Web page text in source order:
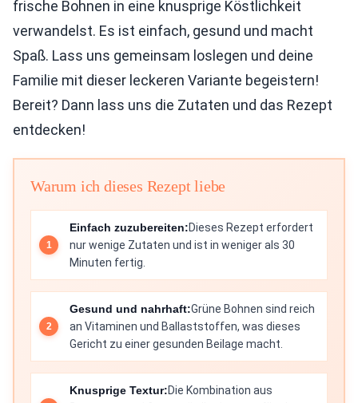
frische Bohnen in eine knusprige Köstlichkeit
verwandelst. Es ist einfach, gesund und macht
Spaß. Lass uns gemeinsam loslegen und deine
Familie mit dieser leckeren Variante begeistern!
Bereit? Dann lass uns die Zutaten und das Rezept
entdecken!
Warum ich dieses Rezept liebe
Einfach zuzubereiten:Dieses Rezept erfordert
nur wenige Zutaten und ist in weniger als 30
Minuten fertig.
Gesund und nahrhaft:Grüne Bohnen sind reich
an Vitaminen und Ballaststoffen, was dieses
Gericht zu einer gesunden Beilage macht.
Knusprige Textur:Die Kombination aus